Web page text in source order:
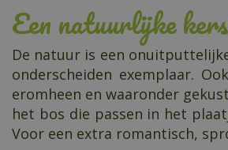
Een natuurlijke
De natuur is een
onderscheiden exemplaar.
eromheen en waaronder
het bos die passen in het
Voor een extra romantisch,